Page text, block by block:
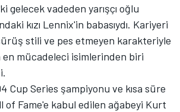
gelecek vadeden yarışçı oğlu
kızı Lennix'in babasıydı. Kariyeri
stili ve pes etmeyen karakteriyle
en mücadeleci isimlerinden biri
Cup Series şampiyonu ve kısa süre
of Fame'e kabul edilen ağabeyi Kurt